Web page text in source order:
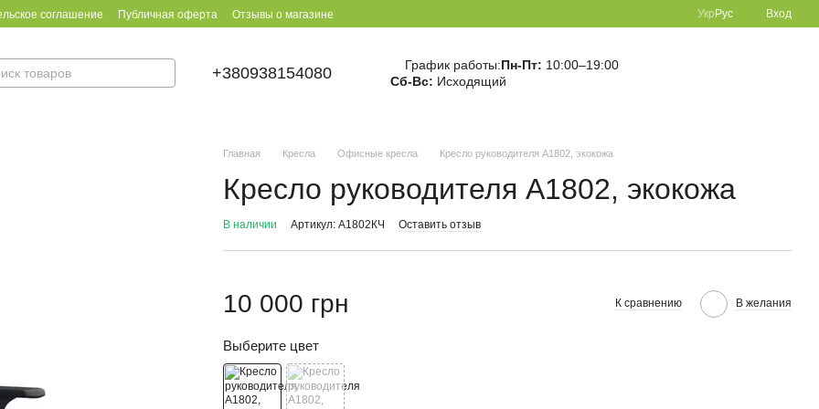
соглашение Публичная оферта Отзывы о магазине Укр Рус Вход
+380938154080 График работы:Пн-Пт: 10:00–19:00
Сб-Вс: Исходящий
Главная Кресла Офисные кресла Кресло руководителя A1802, экокожа
Кресло руководителя A1802, экокожа
В наличии Артикул: A1802КЧ Оставить отзыв
10 000 грн К сравнению В желания
Выберите цвет